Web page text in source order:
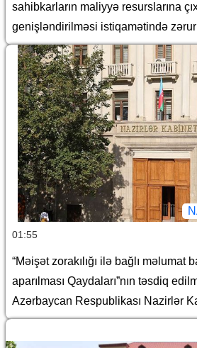
sahibkarların maliyyə resurslarına
genişləndirilməsi istiqamətində
gücləndirilməsi və “Azərbaycan
borc alınması və zəmanət verilməsi
edilməsi haqqında” Azərbaycan
Prezidentinin 2018-ci il 18 dekabr
Fərmanında dəyişiklik edilməsi
Respublikası Prezidentinin 2023-cü
nömrəli Fərmanında dəyişiklik
Azərbaycan Respublikası
yanvar tarixli 578 nömrəli
Azərbaycan Respublikası Nazirlər
01:55
“Məişət zorakılığı ilə bağlı məlumat
aparılması Qaydaları”nın təsdiq
Azərbaycan Respublikası Nazirlər
19 dekabr tarixli 207 nömrəli
barədə